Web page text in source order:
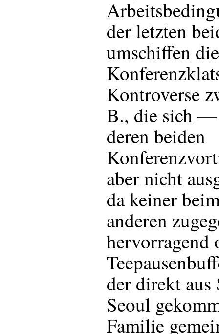
der letzten
umschiffen
Kontroverse
B., die sich
deren beiden
aber nicht
da keiner
anderen
hervorragend
der direkt
Seoul
Familie